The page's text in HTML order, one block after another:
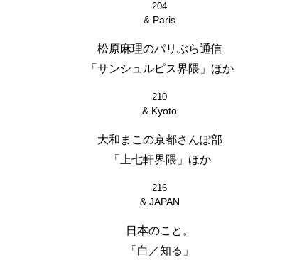
204
& Paris
松原麻理のパリぶら通信
「サンシュルピス界隈」ほか
210
& Kyoto
大和まこの京都さんぽ部
「上七軒界隈」ほか
216
& JAPAN
日本のこと。
「白／知る」